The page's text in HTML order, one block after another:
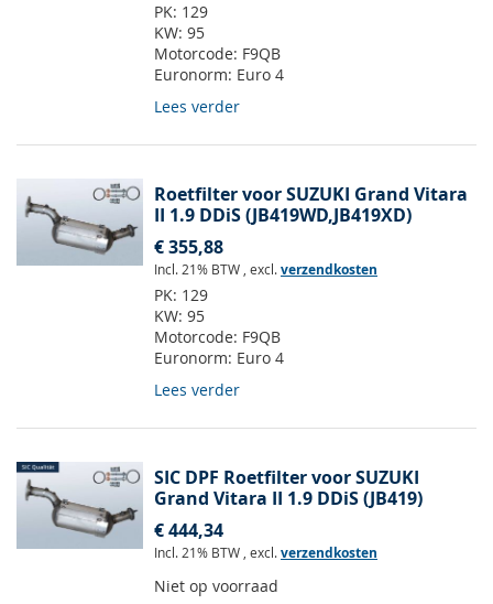
PK: 129
KW: 95
Motorcode: F9QB
Euronorm: Euro 4
Lees verder
Roetfilter voor SUZUKI Grand Vitara
II 1.9 DDiS (JB419WD,JB419XD)
€ 355,88
Incl. 21% BTW , excl.verzendkosten
PK: 129
KW: 95
Motorcode: F9QB
Euronorm: Euro 4
Lees verder
SIC DPF Roetfilter voor SUZUKI
Grand Vitara II 1.9 DDiS (JB419)
€ 444,34
Incl. 21% BTW , excl.verzendkosten
Niet op voorraad